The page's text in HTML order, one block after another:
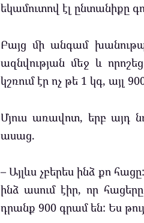
եկամուտով էլ ընտանիքը
Բայց մի անգամ
ազնվության մեջ և
կշռում էր ոչ թե 1 կգ,
Մյուս առավոտ, երբ այդ
ասաց.
– Այլևս չբերես ինձ քո
ինձ ասում էիր, որ
դրանք 900 գրամ են: Ես